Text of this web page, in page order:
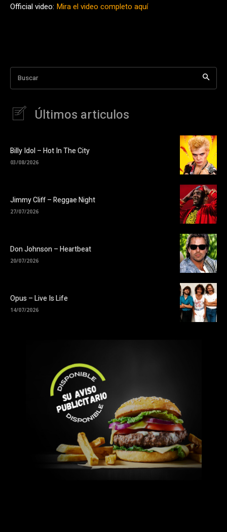
Official video: Mira el video completo aquí
Buscar
Últimos articulos
Billy Idol – Hot In The City
03/08/2026
Jimmy Cliff – Reggae Night
27/07/2026
Don Johnson – Heartbeat
20/07/2026
Opus – Live Is Life
14/07/2026